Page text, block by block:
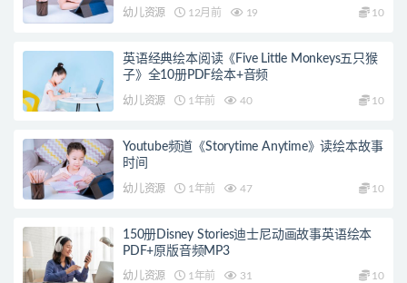
幼儿资源 12月前 19 10
英语经典绘本阅读《Five Little Monkeys五只猴
子》全10册PDF绘本+音频
幼儿资源 1年前 40 10
Youtube频道《Storytime Anytime》读绘本故事
时间
幼儿资源 1年前 47 10
150册Disney Stories迪士尼动画故事英语绘本
PDF+原版音频MP3
幼儿资源 1年前 31 10